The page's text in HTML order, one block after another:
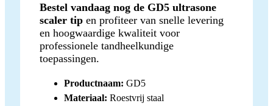
Bestel vandaag nog de GD5 ultrasone
scaler tip en profiteer van snelle levering
en hoogwaardige kwaliteit voor
professionele tandheelkundige
toepassingen.
Productnaam: GD5
Materiaal: Roestvrij staal